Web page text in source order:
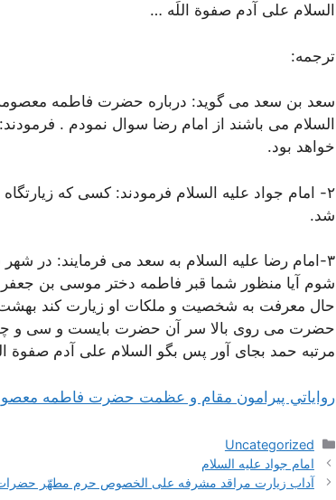
السلام علی آدم صفوة اللَه …
ترجمه:
سعد بن سعد می گوید: درباره حضرت فاطمه معصومه
السلام می باشند از امام رضا سوال نمودم .
خواهد بود.
٢- امام جواد علیه السلام فرمودند: کسی که
شد.
٣-امام رضا علیه السلام به سعد می فرمایند: در
شوم آیا منظور شما قبر فاطمه دختر موسی بن
حال معرفت به شخصیت و ملکات او زیارت کند بهشت
حضرت می روی بالا سر آن حضرت بایست و سی و
مرتبه حمد بجای آور پس بگو السلام علی آدم صفوة
رواياتي پيرامون مقام و عظمت حضرت فاطمه
دسته‌ها
Uncategorized
ناوبری
نوشته‌ها
امام جواد علیه السلام
آداب زیارت مراقد مشرفه علی الخصوص حرم مطهّر حضرات